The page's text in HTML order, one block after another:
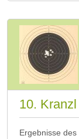
10.
Ergebnisse des